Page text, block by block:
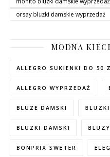
orsay bluzki damskie wyprzedaż
MODNA
ALLEGRO SUKIENKI DO 50
ALLEGRO WYPRZEDAŻ
BLUZE DAMSKI
BLUZKI DAMSKI
BONPRIX SWETER